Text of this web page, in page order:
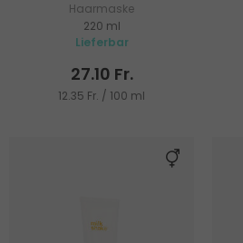
Haarmaske
220 ml
Lieferbar
27.10 Fr.
12.35 Fr. / 100 ml